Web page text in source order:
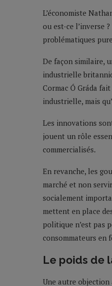
L’économiste
ou est-ce l’inverse
problématiques
De façon similaire,
industrielle
Cormac Ó Gráda
industrielle, mais
Les innovations
jouent un rôle
commercialisés.
En revanche, les
marché et non
socialement
mettent en place
politique n’est pas
consommateurs en
Le poids de
Une autre objection